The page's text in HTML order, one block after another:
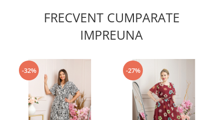
FRECVENT CUMPARATE
IMPREUNA
-32% -27%